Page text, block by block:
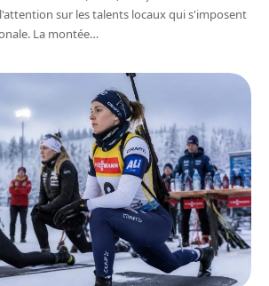
sur les talents locaux qui s'imposent
La montée…